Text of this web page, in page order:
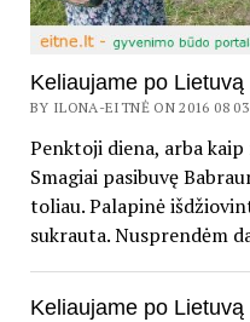
Keliaujame po Lietuvą
BY ILONA-EITNĖ ON 2016 08 03
Penktoji diena, arba
Smagiai pasibuvę
toliau. Palapinė
sukrauta. Nusprendėm
Keliaujame po Lietuvą